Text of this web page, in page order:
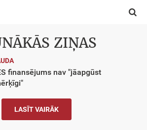

ZIŅAS
finansējums nav "jāapgūst
LASĪT VAIRĀK